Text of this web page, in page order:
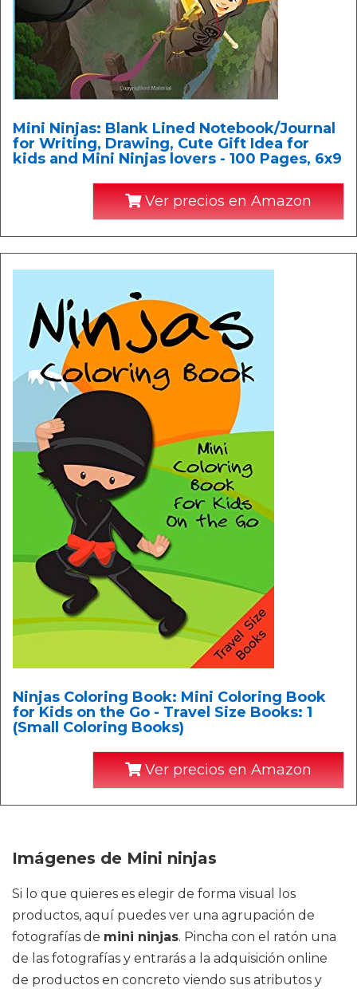
Mini Ninjas: Blank Lined Notebook/Journal
for Writing, Drawing, Cute Gift Idea for
kids and Mini Ninjas lovers - 100 Pages, 6x9
Ver precios en Amazon
Ninjas Coloring Book: Mini Coloring Book
for Kids on the Go - Travel Size Books: 1
(Small Coloring Books)
Ver precios en Amazon
Imágenes de Mini ninjas
Si lo que quieres es elegir de forma visual los
productos, aquí puedes ver una agrupación de
fotografías de mini ninjas. Pincha con el ratón una
de las fotografías y entrarás a la adquisición online
de productos en concreto viendo sus atributos y